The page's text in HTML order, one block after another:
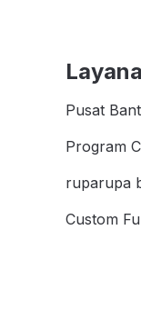
Pusat
Program
ruparupa
Custom